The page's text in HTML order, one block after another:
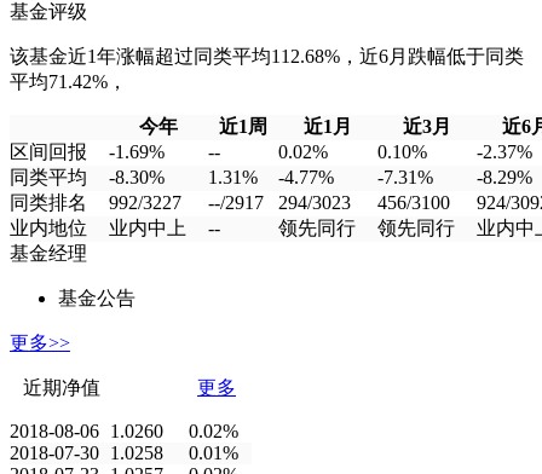
基金评级
该基金近1年涨幅超过同类平均112.68%，近6月跌幅低于同类
平均71.42%，
今年 近1周 近1月 近3月
近6
区间回报
-1.69% -- 0.02% 0.10%
-2.37%
同类平均
-8.30% 1.31% -4.77% -7.31%
-8.29%
同类排名
992/3227 --/2917 294/3023 456/3100
924/
业内地位
业内中上 -- 领先同行 领先同行
业内中
基金经理
基金公告
更多>>
近期净值 更多
2018-08-06 1.0260
0.02%
2018-07-30 1.0258
0.01%